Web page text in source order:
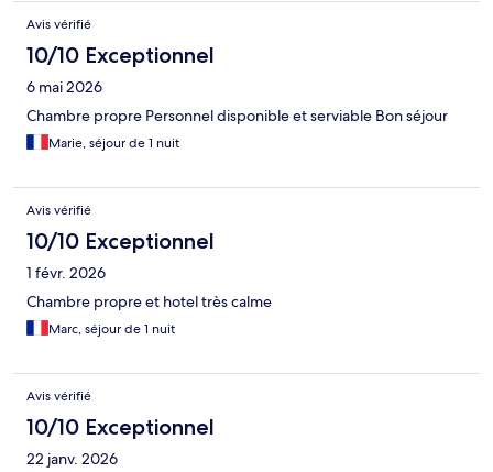
Avis vérifié
10/10 Exceptionnel
6 mai 2026
Chambre propre Personnel disponible et serviable Bon séjour
Marie, séjour de 1 nuit
Avis vérifié
10/10 Exceptionnel
1 févr. 2026
Chambre propre et hotel très calme
Marc, séjour de 1 nuit
Avis vérifié
10/10 Exceptionnel
22 janv. 2026